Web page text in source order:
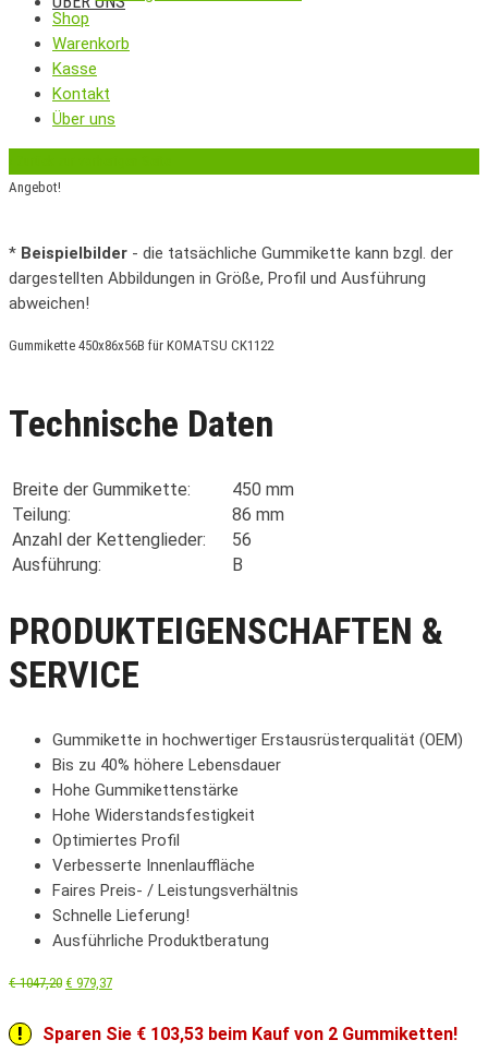
Shop
Warenkorb
Kasse
Kontakt
Über uns
Angebot!
* Beispielbilder - die tatsächliche Gummikette kann bzgl. der
dargestellten Abbildungen in Größe, Profil und Ausführung
abweichen!
Gummikette 450x86x56B für KOMATSU CK1122
Technische Daten
Breite der Gummikette:
450 mm
Teilung:
86 mm
Anzahl der Kettenglieder:
56
Ausführung:
B
PRODUKTEIGENSCHAFTEN &
SERVICE
Gummikette in hochwertiger Erstausrüsterqualität (OEM)
Bis zu 40% höhere Lebensdauer
Hohe Gummikettenstärke
Hohe Widerstandsfestigkeit
Optimiertes Profil
Verbesserte Innenlauffläche
Faires Preis- / Leistungsverhältnis
Schnelle Lieferung!
Ausführliche Produktberatung
€1047,20 € 979,37
Sparen Sie € 103,53 beim Kauf von 2 Gummiketten!